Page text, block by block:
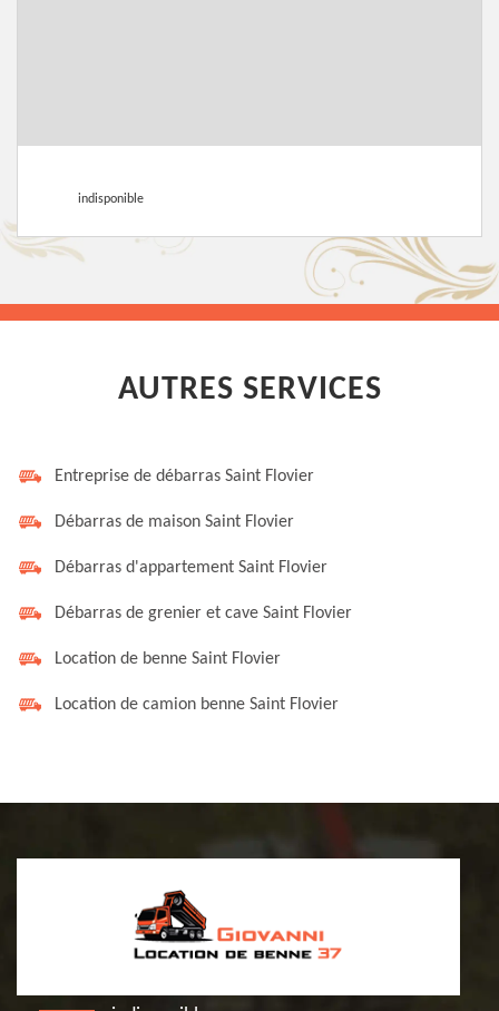
indisponible
AUTRES SERVICES
Entreprise de débarras Saint Flovier
Débarras de maison Saint Flovier
Débarras d'appartement Saint Flovier
Débarras de grenier et cave Saint Flovier
Location de benne Saint Flovier
Location de camion benne Saint Flovier